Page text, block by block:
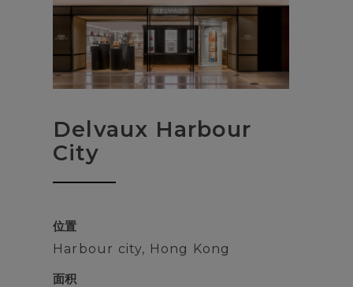
Delvaux Harbour
City
位置
Harbour city, Hong Kong
面积